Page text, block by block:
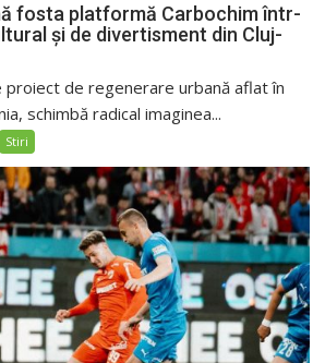
fosta platformă Carbochim într-
și de divertisment din Cluj-
proiect de regenerare urbană aflat în
schimbă radical imaginea...
Stiri